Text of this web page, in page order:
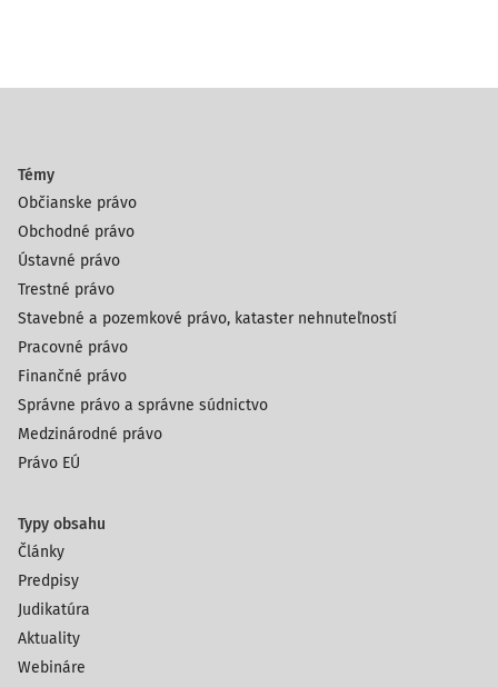
Témy
Občianske právo
Obchodné právo
Ústavné právo
Trestné právo
Stavebné a pozemkové právo, kataster nehnuteľností
Pracovné právo
Finančné právo
Správne právo a správne súdnictvo
Medzinárodné právo
Právo EÚ
Typy obsahu
Články
Predpisy
Judikatúra
Aktuality
Webináre